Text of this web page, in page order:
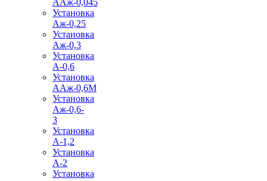
Установка
Аж-0,25
Установка
Аж-0,3
Установка
А-0,6
Установка
ААж-0,6М
Установка
Аж-0,6-
3
Установка
А-1,2
Установка
А-2
Установка